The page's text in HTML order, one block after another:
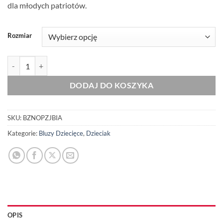
dla młodych patriotów.
Rozmiar
DODAJ DO KOSZYKA
SKU: BZNOPZJBIA
Kategorie: Bluzy Dziecięce, Dzieciak
OPIS